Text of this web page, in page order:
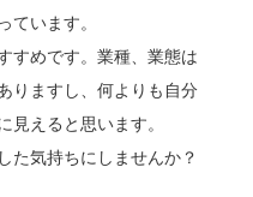
ています。
すめです。業種、業態は
りますし、何よりも自分
えると思います。
た気持ちにしませんか？